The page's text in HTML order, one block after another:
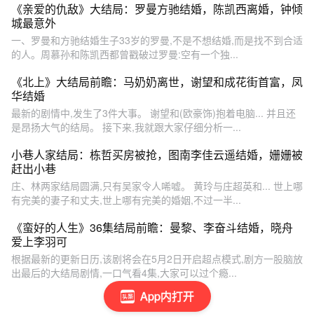
App内打开
《亲爱的仇敌》大结局：罗曼方驰结婚，陈凯西离婚，钟倾
城最意外
一、罗曼和方驰结婚生子33岁的罗曼,不是不想结婚,而是找不到合适
的人。周慕孙和陈凯西都曾戳破过罗曼:空有一个独...
《北上》大结局前瞻：马奶奶离世，谢望和成花街首富，凤
华结婚
最新的剧情中,发生了3件大事。 谢望和(欧豪饰)抱着电脑... 并且还
是昂扬大气的结局。 接下来,我就跟大家仔细分析一...
小巷人家结局：栋哲买房被抢，图南李佳云遥结婚，姗姗被
赶出小巷
庄、林两家结局圆满,只有吴家令人唏嘘。 黄玲与庄超英和... 世上哪
有完美的妻子和丈夫,世上哪有完美的婚姻,不过一半...
《蛮好的人生》36集结局前瞻：曼黎、李奋斗结婚，晓舟
爱上李羽可
根据最新的更新日历,该剧将会在5月2日开启超点模式,剧方一股脑放
出最后的大结局剧情,一口气看4集,大家可以过个瘾...